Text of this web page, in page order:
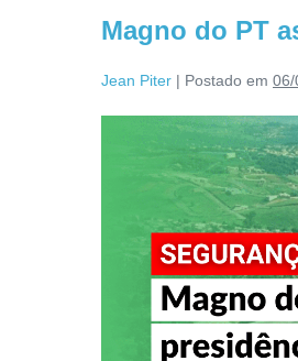
Magno do PT
Jean Piter | Postado em 06/